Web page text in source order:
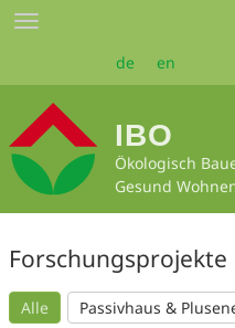
Zum
Seiteninhalt
Toggle
de en
IBO
Ökologisch
Gesund
Forschungsprojekte
Alle
Passivhaus &